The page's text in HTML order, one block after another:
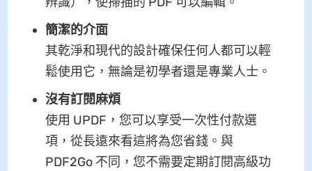
簡潔的介面
其乾淨和現代的設計確保任何人都可以輕
鬆使用它，無論是初學者還是專業人士。
沒有訂閱麻煩
使用 UPDF，您可以享受一次性付款選
項，從長遠來看這將為您省錢。與
PDF2Go 不同，您不需要定期訂閱高級功